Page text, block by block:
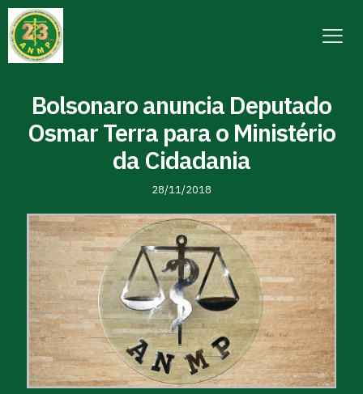
Bolsonaro anuncia Deputado
Osmar Terra para o Ministério
da Cidadania
28/11/2018